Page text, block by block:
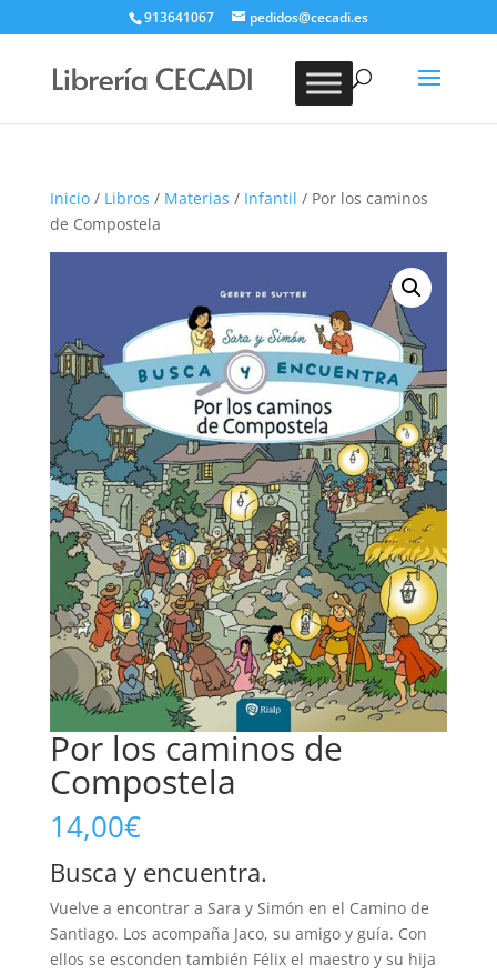
913641067 pedidos@cecadi.es
BUSCAR
Inicio/ Libros / Materias / Infantil / Por los caminos
de Compostela
Por los caminos de
Compostela
14,00€
Busca y encuentra.
Vuelve a encontrar a Sara y Simón en el Camino de
Santiago. Los acompaña Jaco, su amigo y guía. Con
ellos se esconden también Félix el maestro y su hija